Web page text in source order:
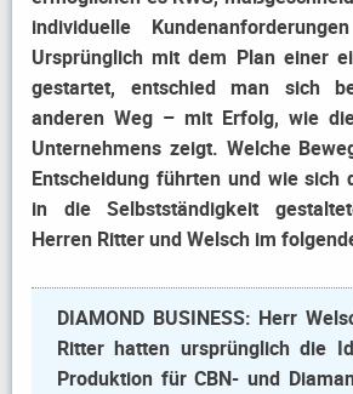
individuelle
Ursprünglich mit dem Plan einer
gestartet, entschied man sich
anderen Weg – mit Erfolg, wie
Unternehmens zeigt. Welche
Entscheidung führten und wie sich
in die Selbstständigkeit
Herren Ritter und Welsch im
DIAMOND BUSINESS: Herr
Ritter hatten ursprünglich die
Produktion für CBN- und